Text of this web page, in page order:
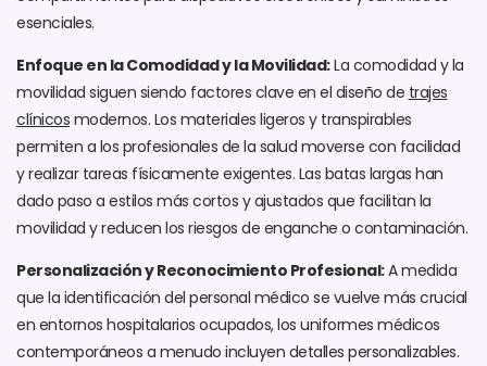
esenciales.
Enfoque en la Comodidad y la Movilidad:La comodidad y la
movilidad siguen siendo factores clave en el diseño de trajes
clínicos modernos. Los materiales ligeros y transpirables
permiten a los profesionales de la salud moverse con facilidad
y realizar tareas físicamente exigentes. Las batas largas han
dado paso a estilos más cortos y ajustados que facilitan la
movilidad y reducen los riesgos de enganche o contaminación.
Personalización y Reconocimiento Profesional:A medida
que la identificación del personal médico se vuelve más crucial
en entornos hospitalarios ocupados, los uniformes médicos
contemporáneos a menudo incluyen detalles personalizables.